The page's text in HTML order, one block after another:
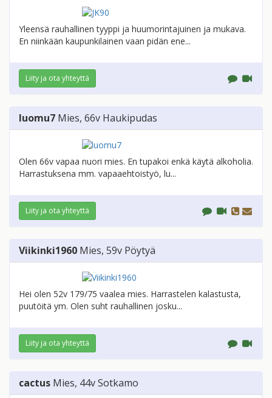
Yleensä rauhallinen tyyppi ja huumorintajuinen ja mukava.
En niinkään kaupunkilainen vaan pidän ene...
Liity ja ota yhteyttä
luomu7 Mies, 66v Haukipudas
Olen 66v vapaa nuori mies. En tupakoi enkä käytä alkoholia.
Harrastuksena mm. vapaaehtoistyö, lu...
Liity ja ota yhteyttä
Viikinki1960 Mies, 59v Pöytyä
Hei olen 52v 179/75 vaalea mies. Harrastelen kalastusta,
puutöitä ym. Olen suht rauhallinen josku...
Liity ja ota yhteyttä
cactus Mies, 44vSotkamo